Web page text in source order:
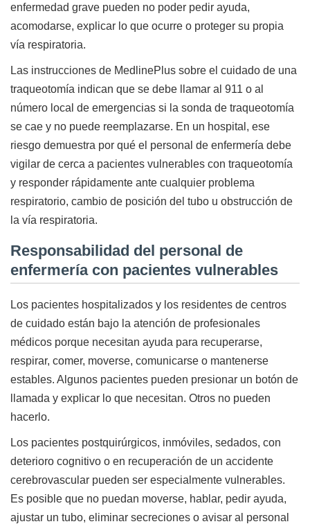
enfermedad grave pueden no poder pedir ayuda,
acomodarse, explicar lo que ocurre o proteger su propia
vía respiratoria.
Las instrucciones de MedlinePlus sobre el cuidado de una
traqueotomía indican que se debe llamar al 911 o al
número local de emergencias si la sonda de traqueotomía
se cae y no puede reemplazarse. En un hospital, ese
riesgo demuestra por qué el personal de enfermería debe
vigilar de cerca a pacientes vulnerables con traqueotomía
y responder rápidamente ante cualquier problema
respiratorio, cambio de posición del tubo u obstrucción de
la vía respiratoria.
Responsabilidad del personal de
enfermería con pacientes vulnerables
Los pacientes hospitalizados y los residentes de centros
de cuidado están bajo la atención de profesionales
médicos porque necesitan ayuda para recuperarse,
respirar, comer, moverse, comunicarse o mantenerse
estables. Algunos pacientes pueden presionar un botón de
llamada y explicar lo que necesitan. Otros no pueden
hacerlo.
Los pacientes postquirúrgicos, inmóviles, sedados, con
deterioro cognitivo o en recuperación de un accidente
cerebrovascular pueden ser especialmente vulnerables.
Es posible que no puedan moverse, hablar, pedir ayuda,
ajustar un tubo, eliminar secreciones o avisar al personal